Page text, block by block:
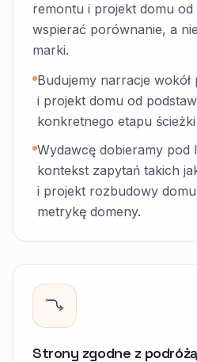
remontu i projekt domu od
wspierać porównanie, a
marki.
Budujemy narracje
i projekt domu od
konkretnego etapu
Wydawcę dobieramy
kontekst zapytań takich
i projekt rozbudowy
metrykę domeny.
Strony zgodne z